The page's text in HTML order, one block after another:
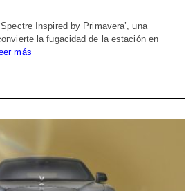
Inspired by Primavera’, una
la fugacidad de la estación en
más